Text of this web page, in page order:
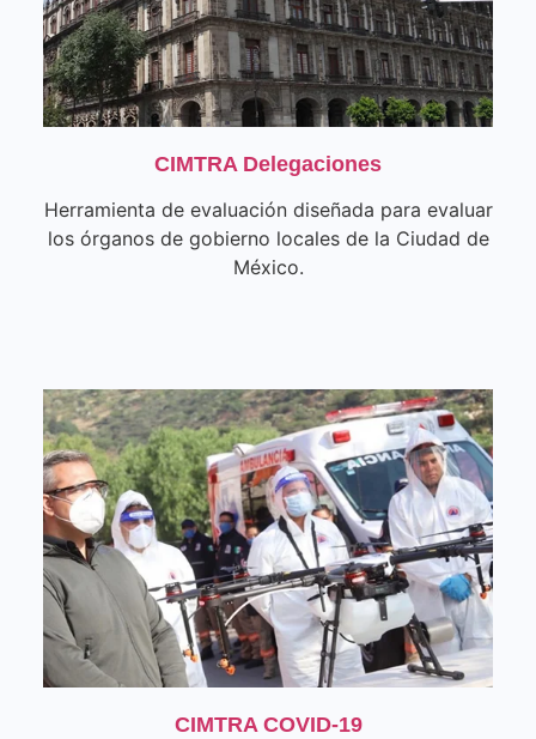
CIMTRA Delegaciones
Herramienta de evaluación diseñada para evaluar
los órganos de gobierno locales de la Ciudad de
México.
CIMTRA COVID-19